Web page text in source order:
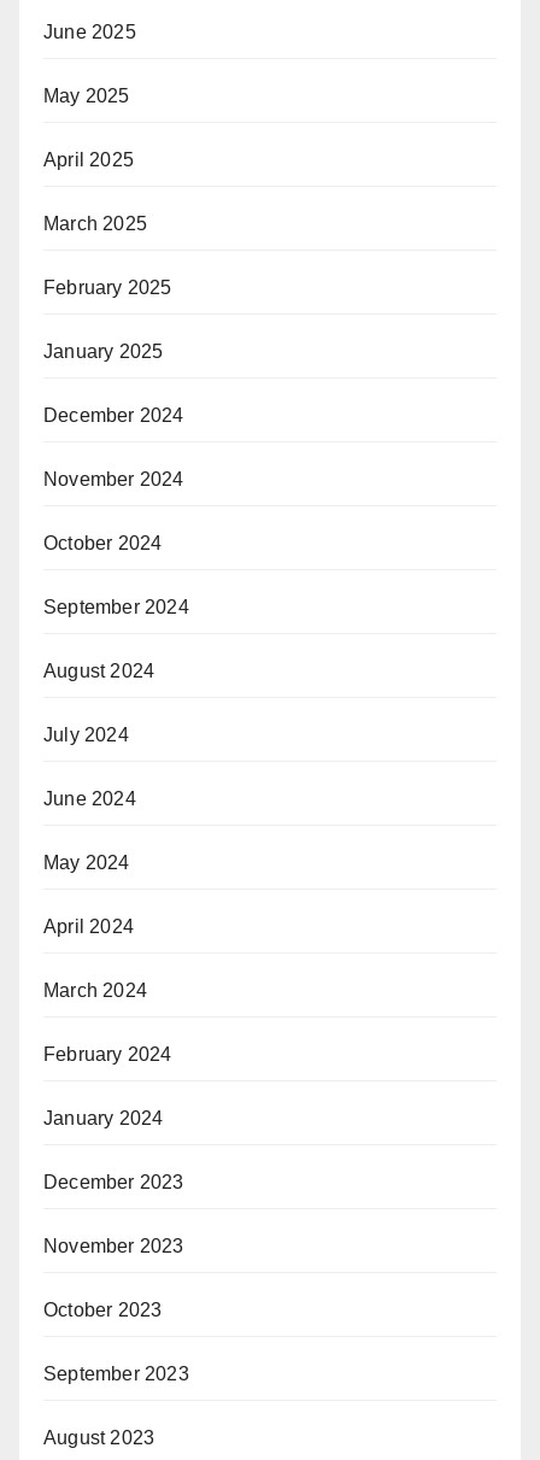
June 2025
May 2025
April 2025
March 2025
February 2025
January 2025
December 2024
November 2024
October 2024
September 2024
August 2024
July 2024
June 2024
May 2024
April 2024
March 2024
February 2024
January 2024
December 2023
November 2023
October 2023
September 2023
August 2023